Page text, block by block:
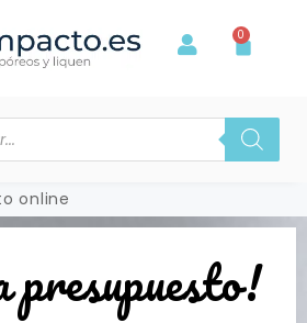
0
online
presupuesto!